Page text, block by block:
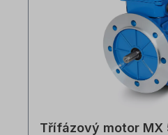
Třífázový motor MX